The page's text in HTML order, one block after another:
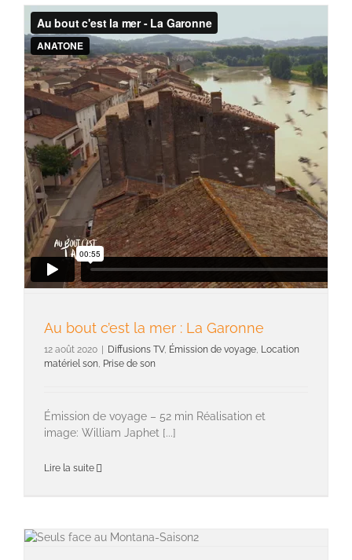
Au bout c’est la mer : La Garonne
12 août 2020 Diffusions TV, Émission de voyage, Location
matériel son, Prise de son
Émission de voyage – 52 min Réalisation et
image: William Japhet [...]
Lire la suite